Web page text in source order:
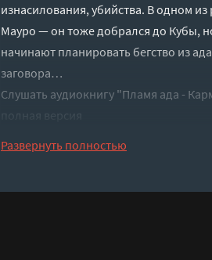
изнасилования, убийства. В одном
Мауро — он тоже добрался до Кубы,
начинают планировать бегство из
заговора…
Слушать аудиокнигу "Пламя ада -
полная версия
Развернуть полностью